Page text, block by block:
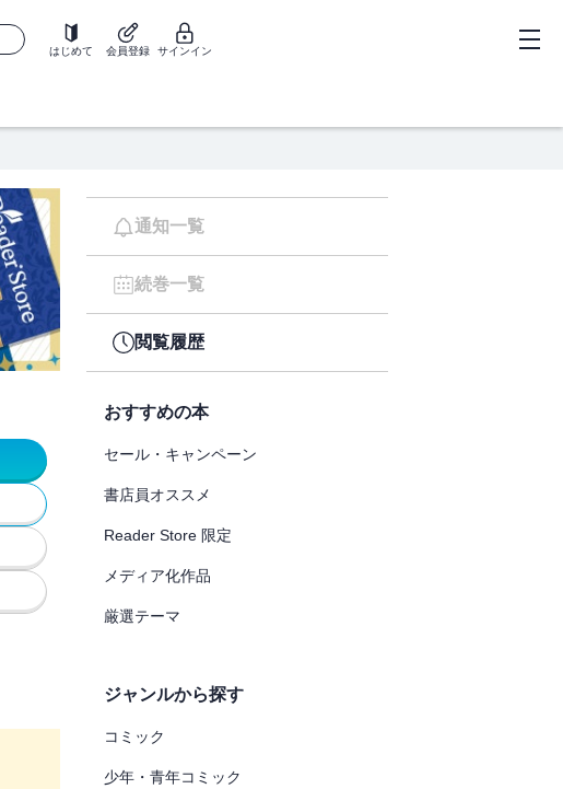
はじめて 会員登録 サインイン
通知一覧
続巻一覧
閲覧履歴
おすすめの本
セール・キャンペーン
書店員オススメ
Reader Store 限定
メディア化作品
厳選テーマ
ジャンルから探す
コミック
少年・青年コミック